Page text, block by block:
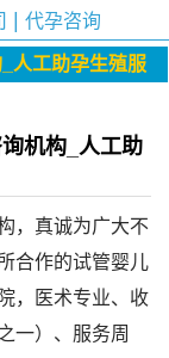
代孕咨询
人工助孕生殖服
机构_人工助
，真诚为广大不
合作的试管婴儿
，医术专业、收
一）、服务周